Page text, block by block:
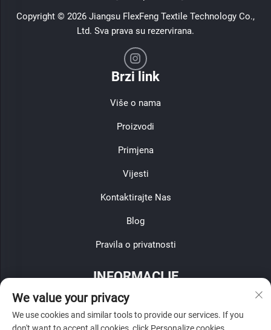
Copyright © 2026 Jiangsu FlexFeng Textile Technology Co.,
Ltd. Sva prava su rezervirana.
Brzi link
Više o nama
Proizvodi
Primjena
Vijesti
Kontaktirajte Nas
Blog
Pravila o privatnosti
INFORMACIJE
Prijavite se za primanje našeg tjednog biltena
We value your privacy
We use cookies and similar tools to provide our services. If you